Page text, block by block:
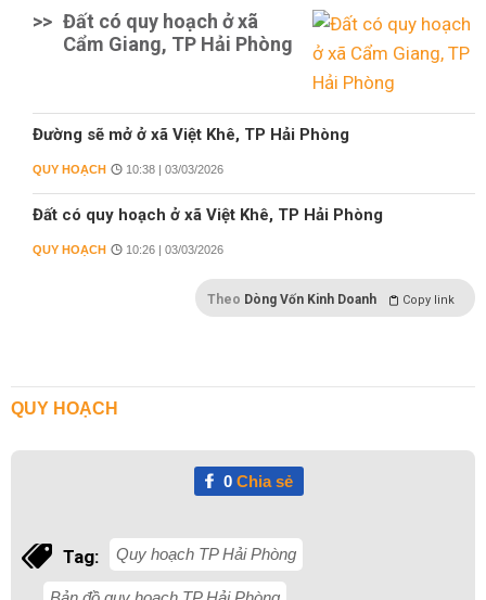
>> Đất có quy hoạch ở xã
Cẩm Giang, TP Hải Phòng
Đường sẽ mở ở xã Việt Khê, TP Hải Phòng
QUY HOẠCH 10:38 | 03/03/2026
Đất có quy hoạch ở xã Việt Khê, TP Hải Phòng
QUY HOẠCH 10:26 | 03/03/2026
Theo Dòng Vốn Kinh Doanh Copy link
QUY HOẠCH
0Chia sẻ
Tag: Quy hoạch TP Hải Phòng